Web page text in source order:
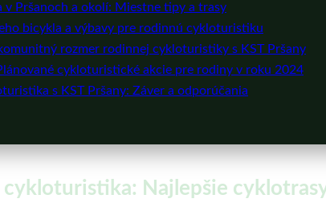
Pršanoch a okolí: Miestne tipy a trasy
bicykla a výbavy pre rodinnú cykloturistiku
rozmer rodinnej cykloturistiky s KST Pršany
cykloturistické akcie pre rodiny v roku 2024
s KST Pršany: Záver a odporúčania
cykloturistika: Najlepšie